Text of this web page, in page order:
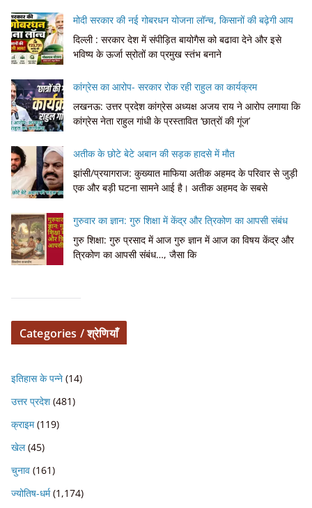
मोदी सरकार की नई गोबरधन योजना लॉन्च, किसानों की बढ़ेगी आय
दिल्ली : सरकार देश में संपीड़ित बायोगैस को बढावा देने और इसे
भविष्य के ऊर्जा स्रोतों का प्रमुख स्तंभ बनाने
कांग्रेस का आरोप- सरकार रोक रही राहुल का कार्यक्रम
लखनऊ: उत्तर प्रदेश कांग्रेस अध्यक्ष अजय राय ने आरोप लगाया कि
कांग्रेस नेता राहुल गांधी के प्रस्तावित ‘छात्रों की गूंज’
अतीक के छोटे बेटे अबान की सड़क हादसे में मौत
झांसी/प्रयागराज: कुख्यात माफिया अतीक अहमद के परिवार से जुड़ी
एक और बड़ी घटना सामने आई है। अतीक अहमद के सबसे
गुरुवार का ज्ञान: गुरु शिक्षा में केंद्र और त्रिकोण का आपसी संबंध
गुरु शिक्षा: गुरु प्रसाद में आज गुरु ज्ञान में आज का विषय केंद्र और
त्रिकोण का आपसी संबंध…, जैसा कि
Categories / श्रेणियाँ
इतिहास के पन्ने (14)
उत्तर प्रदेश (481)
क्राइम(119)
खेल(45)
चुनाव (161)
ज्योतिष-धर्म(1,174)